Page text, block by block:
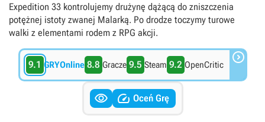
Expedition 33 kontrolujemy drużynę dążącą do zniszczenia
potężnej istoty zwanej Malarką. Po drodze toczymy turowe
walki z elementami rodem z RPG akcji.
9.1 GRYOnline 8.8 Gracze 9.5 Steam 9.2 OpenCritic 
  Oceń Grę